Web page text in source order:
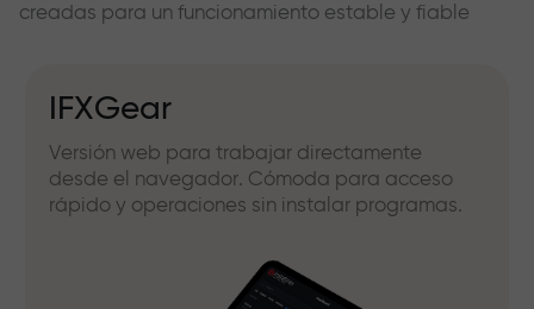
creadas para un funcionamiento estable y fiable
IFXGear
Versión web para trabajar directamente
desde el navegador. Cómoda para acceso
rápido y operaciones sin instalar programas.